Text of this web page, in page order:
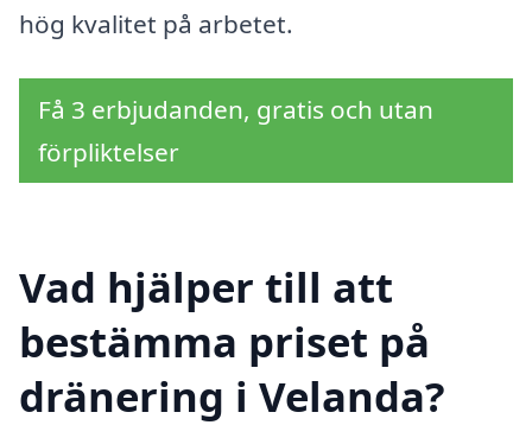
hög kvalitet på arbetet.
Få 3 erbjudanden, gratis och utan
förpliktelser
Vad hjälper till att
bestämma priset på
dränering i Velanda?